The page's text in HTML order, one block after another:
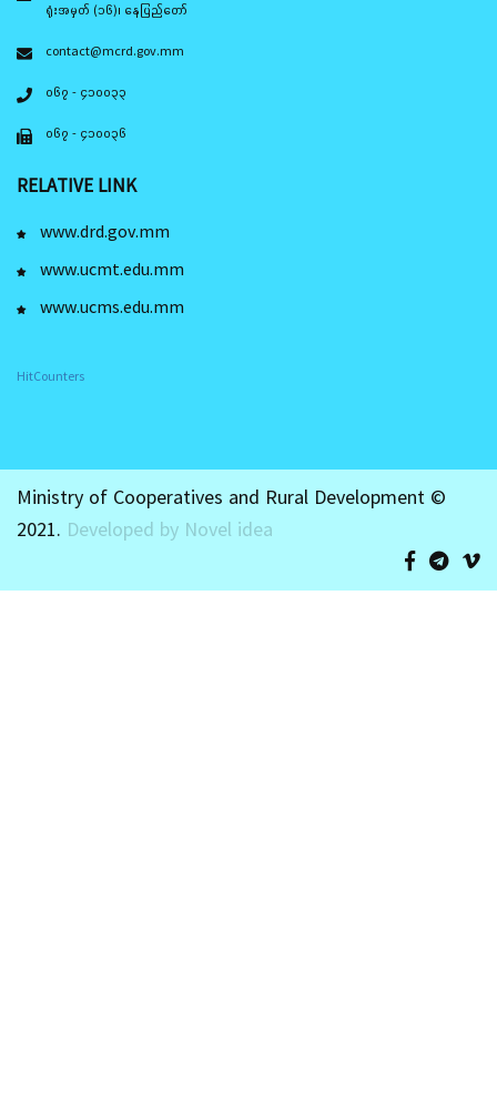
ရုံးအမှတ် (၁၆)၊ နေပြည်တော်
contact@mcrd.gov.mm
၀၆၇ - ၄၁၀၀၃၃
၀၆၇ - ၄၁၀၀၃၆
RELATIVE LINK
www.drd.gov.mm
www.ucmt.edu.mm
www.ucms.edu.mm
HitCounters
Ministry of Cooperatives and Rural Development ©
2021. Developed by Novel idea